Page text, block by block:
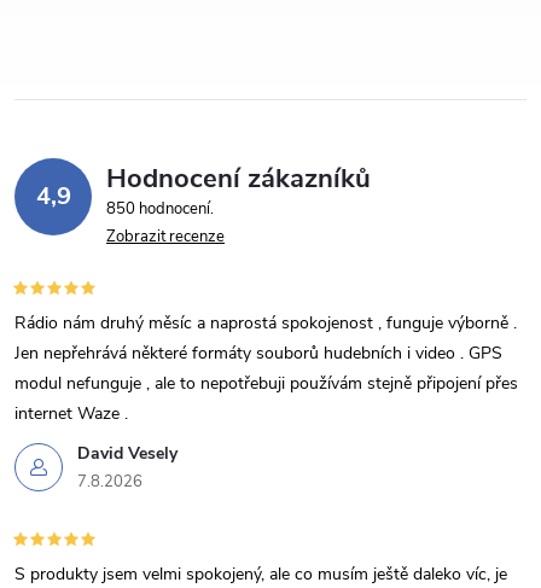
r
v
k
v
ý
p
i
s
u
4,9 Hodnocení zákazníků
850 hodnocení
Zobrazit recenze
David Vesely
7.8.2026
Rádio nám druhý měsíc a naprostá spokojenost , funguje výborně .
Jen nepřehrává některé formáty souborů hudebních i video . GPS
modul nefunguje , ale to nepotřebuji používám stejně připojení přes
internet Waze .
S produkty jsem velmi spokojený, ale co musím ještě daleko víc, je